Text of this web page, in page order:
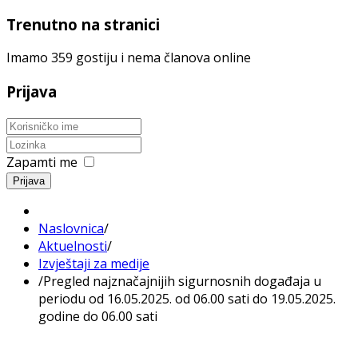
Trenutno na stranici
Imamo 359 gostiju i nema članova online
Prijava
Zapamti me
Prijava
Naslovnica/
Aktuelnosti/
Izvještaji za medije
/Pregled najznačajnijih sigurnosnih događaja u
periodu od 16.05.2025. od 06.00 sati do 19.05.2025.
godine do 06.00 sati